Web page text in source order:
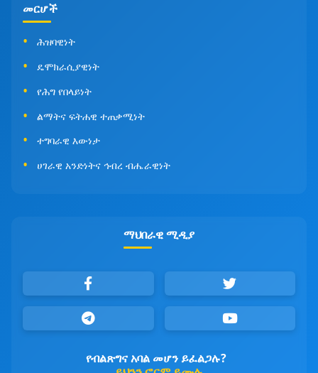
መርሆች
ሕዝባዊነት
ዴሞክራሲያዊነት
የሕግ የበላይነት
ልማትና ፍትሐዊ ተጠቃሚነት
ተግባራዊ እውነታ
ሀገራዊ አንድነትና ኅብረ ብሔራዊነት
ማህበራዊ ሚዲያ
የብልጽግና አባል መሆን ይፈልጋሉ?